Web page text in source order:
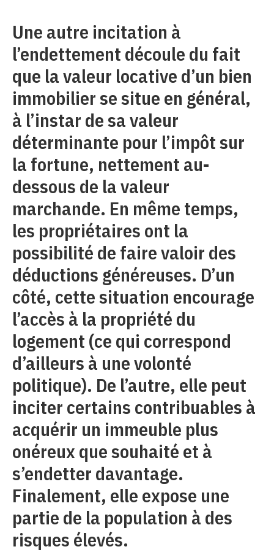
Une autre incitation à
l’endettement découle du fait
que la valeur locative d’un bien
immobilier se situe en général,
à l’instar de sa valeur
déterminante pour l’impôt sur
la fortune, nettement au-
dessous de la valeur
marchande. En même temps,
les propriétaires ont la
possibilité de faire valoir des
déductions généreuses. D’un
côté, cette situation encourage
l’accès à la propriété du
logement (ce qui correspond
d’ailleurs à une volonté
politique). De l’autre, elle peut
inciter certains contribuables à
acquérir un immeuble plus
onéreux que souhaité et à
s’endetter davantage.
Finalement, elle expose une
partie de la population à des
risques élevés.